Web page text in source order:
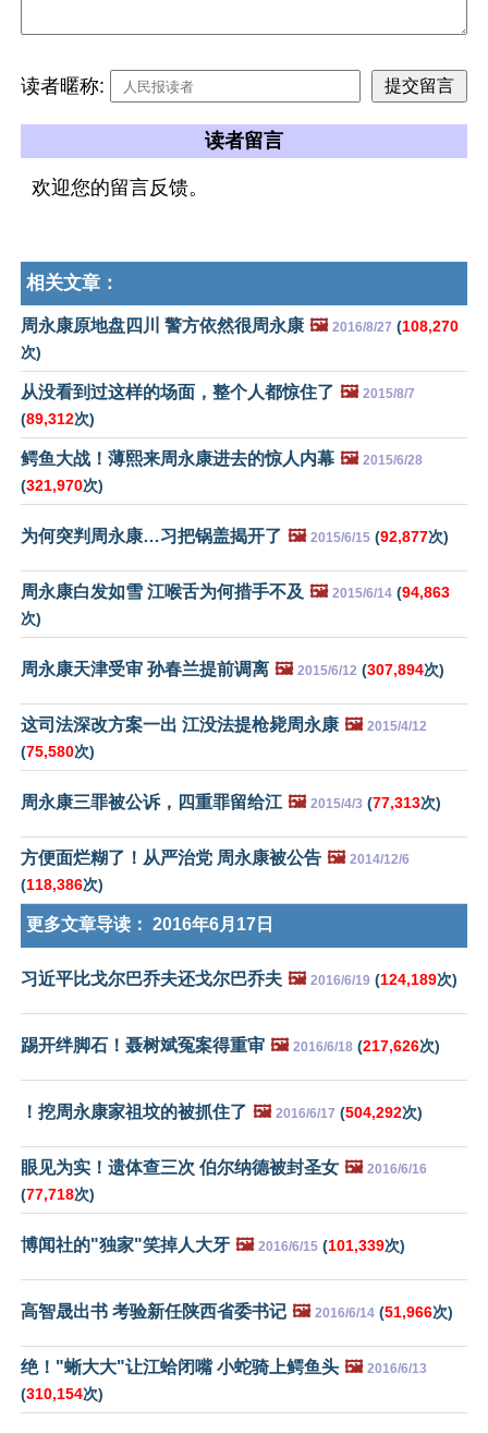
读者暱称:
读者留言
欢迎您的留言反馈。
相关文章：
周永康原地盘四川 警方依然很周永康 🖼️ 2016/8/27 (108,270
次)
从没看到过这样的场面，整个人都惊住了 🖼️ 2015/8/7
(89,312次)
鳄鱼大战！薄熙来周永康进去的惊人内幕 🖼️ 2015/6/28
(321,970次)
为何突判周永康…习把锅盖揭开了 🖼️ 2015/6/15 (92,877次)
周永康白发如雪 江喉舌为何措手不及 🖼️ 2015/6/14 (94,863
次)
周永康天津受审 孙春兰提前调离 🖼️ 2015/6/12 (307,894次)
这司法深改方案一出 江没法提枪毙周永康 🖼️ 2015/4/12
(75,580次)
周永康三罪被公诉，四重罪留给江 🖼️ 2015/4/3 (77,313次)
方便面烂糊了！从严治党 周永康被公告 🖼️ 2014/12/6
(118,386次)
更多文章导读： 2016年6月17日
习近平比戈尔巴乔夫还戈尔巴乔夫 🖼️ 2016/6/19 (124,189次)
踢开绊脚石！聂树斌冤案得重审 🖼️ 2016/6/18 (217,626次)
！挖周永康家祖坟的被抓住了 🖼️ 2016/6/17 (504,292次)
眼见为实！遗体查三次 伯尔纳德被封圣女 🖼️ 2016/6/16
(77,718次)
博闻社的"独家"笑掉人大牙 🖼️ 2016/6/15 (101,339次)
高智晟出书 考验新任陕西省委书记 🖼️ 2016/6/14 (51,966次)
绝！"蜥大大"让江蛤闭嘴 小蛇骑上鳄鱼头 🖼️ 2016/6/13
(310,154次)